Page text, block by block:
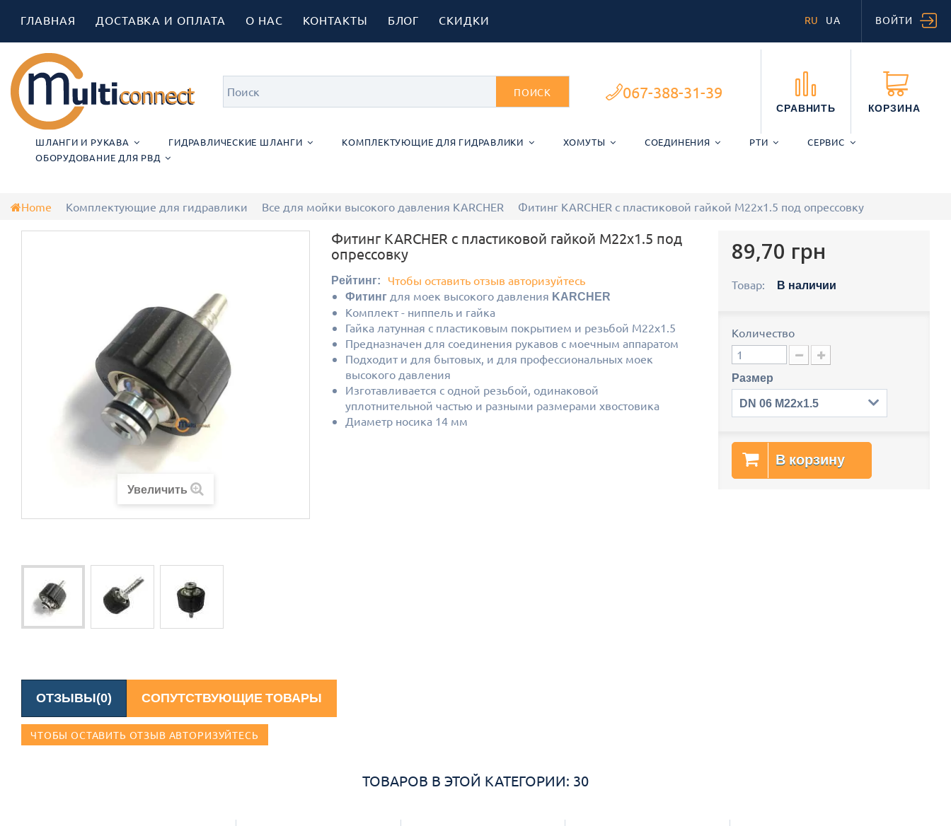
ВОЙТИ
ГЛАВНАЯ ДОСТАВКА И ОПЛАТА О НАС КОНТАКТЫ БЛОГ СКИДКИ RU UA
КОРЗИНА
СРАВНИТЬ
067-388-31-39
ШЛАНГИ И РУКАВА ГИДРАВЛИЧЕСКИЕ ШЛАНГИ КОМПЛЕКТУЮЩИЕ ДЛЯ ГИДРАВЛИКИ ХОМУТЫ СОЕДИНЕНИЯ РТИ
СЕРВИС
ОБОРУДОВАНИЕ ДЛЯ РВД
ПОИСК
Home Комплектующие для гидравлики Все для мойки высокого давления KARCHER Фитинг KARCHER с пластиковой гайкой М22х1.5 под опрессовку
Увеличить
Фитинг KARCHER с пластиковой гайкой М22х1.5 под
опрессовку
Рейтинг: Чтобы оставить отзыв авторизуйтесь
Фитинг для моек высокого давления KARCHER
Комплект - ниппель и гайка
Гайка латунная с пластиковым покрытием и резьбой М22х1.5
Предназначен для соединения рукавов с моечным аппаратом
Подходит и для бытовых, и для профессиональных моек
высокого давления
Изготавливается с одной резьбой, одинаковой
уплотнительной частью и разными размерами хвостовика
Диаметр носика 14 мм
89,70 грн
Товар: В наличии
Количество
Размер
DN 06 M22x1.5
В корзину
ОТЗЫВЫ(0) СОПУТСТВУЮЩИЕ ТОВАРЫ
ЧТОБЫ ОСТАВИТЬ ОТЗЫВ АВТОРИЗУЙТЕСЬ
ТОВАРОВ В ЭТОЙ КАТЕГОРИИ: 30